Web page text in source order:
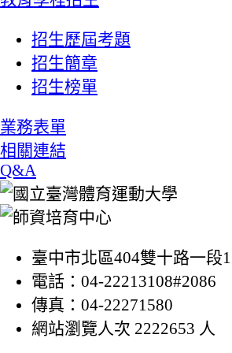
招生歷屆考題
招生簡章
招生榜單
業務表單
相關連結
Q&A
臺中市北區404雙十路一段
電話：04-22213108#2086
傳真：04-22271580
網站瀏覽人次 2222653 人